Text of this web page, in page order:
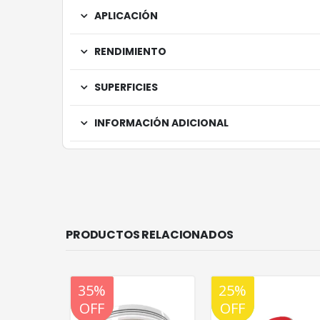
APLICACIÓN
RENDIMIENTO
SUPERFICIES
INFORMACIÓN ADICIONAL
PRODUCTOS RELACIONADOS